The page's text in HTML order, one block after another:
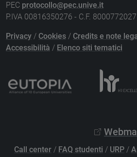
PEC protocollo@pec.unive.it
P.IVA 00816350276 - C.F.
Privacy / Cookies / Credits e note
Accessibilità / Elenco siti tematici
Call center / FAQ studenti / URP /